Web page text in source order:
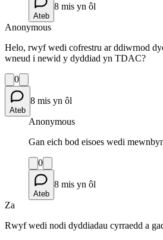
Ateb
8 mis yn ôl
Anonymous
Helo, rwyf wedi cofrestru ar ddiwrnod
wneud i newid y dyddiad yn TDAC?
0
Ateb
8 mis yn ôl
Anonymous
Gan eich bod eisoes wedi
0
Ateb
8 mis yn ôl
Za
Rwyf wedi nodi dyddiadau cyrraedd a